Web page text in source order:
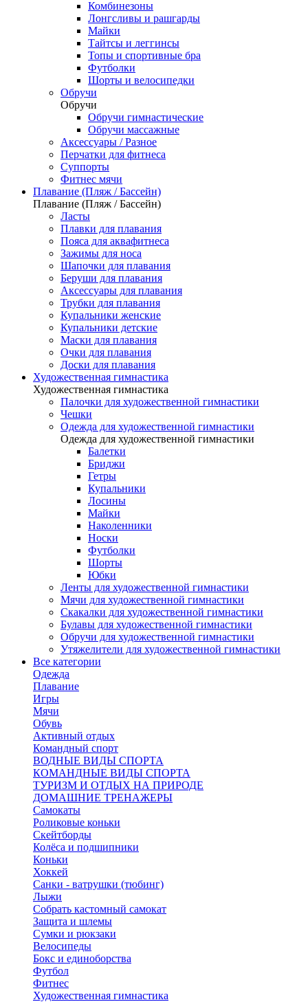
Комбинезоны
Лонгсливы и рашгарды
Майки
Тайтсы и леггинсы
Топы и спортивные бра
Футболки
Шорты и велосипедки
Обручи
Обручи
Обручи гимнастические
Обручи массажные
Аксессуары / Разное
Перчатки для фитнеса
Суппорты
Фитнес мячи
Плавание (Пляж / Бассейн)
Плавание (Пляж / Бассейн)
Ласты
Плавки для плавания
Пояса для аквафитнеса
Зажимы для носа
Шапочки для плавания
Беруши для плавания
Аксессуары для плавания
Трубки для плавания
Купальники женские
Купальники детские
Маски для плавания
Очки для плавания
Доски для плавания
Художественная гимнастика
Художественная гимнастика
Палочки для художественной гимнастики
Чешки
Одежда для художественной гимнастики
Одежда для художественной гимнастики
Балетки
Бриджи
Гетры
Купальники
Лосины
Майки
Наколенники
Носки
Футболки
Шорты
Юбки
Ленты для художественной гимнастики
Мячи для художественной гимнастики
Скакалки для художественной гимнастики
Булавы для художественной гимнастики
Обручи для художественной гимнастики
Утяжелители для художественной гимнастики
Все категории
Одежда
Плавание
Игры
Мячи
Обувь
Активный отдых
Командный спорт
ВОДНЫЕ ВИДЫ СПОРТА
КОМАНДНЫЕ ВИДЫ СПОРТА
ТУРИЗМ И ОТДЫХ НА ПРИРОДЕ
ДОМАШНИЕ ТРЕНАЖЕРЫ
Самокаты
Роликовые коньки
Скейтборды
Колёса и подшипники
Коньки
Хоккей
Санки - ватрушки (тюбинг)
Лыжи
Собрать кастомный самокат
Защита и шлемы
Сумки и рюкзаки
Велосипеды
Бокс и единоборства
Футбол
Фитнес
Художественная гимнастика